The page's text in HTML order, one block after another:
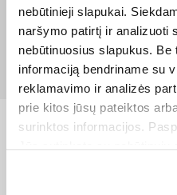
nebūtinieji slapukai.
naršymo patirtį ir analizuoti
nebūtinuosius slapukus.
informaciją bendriname su
reklamavimo ir analizės
prie kitos jūsų pateiktos
surinktos informacijos.
paspauskite mygtuką
UAB
Pirkimo pardavimo sąlygos
politika
Reikia